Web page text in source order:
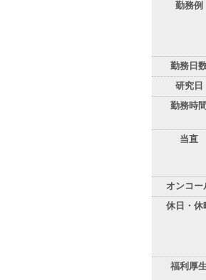
勤務例
勤務日
研究日
勤務時間
当直
オンコー
休日・休
福利厚生